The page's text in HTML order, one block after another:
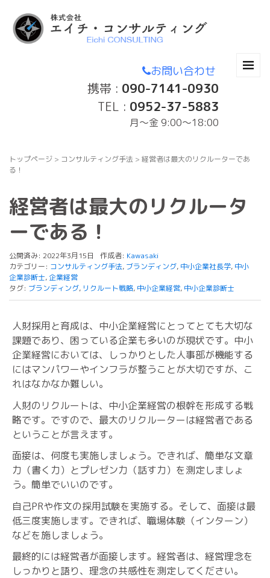
お問い合わせ
携帯 : 090-7141-0930
TEL : 0952-37-5883
月〜金 9:00～18:00
トップページ > コンサルティング手法 > 経営者は最大のリクルーターであ
る！
経営者は最大のリクルータ
ーである！
公開済み: 2022年3月15日 作成者: Kawasaki
カテゴリー: コンサルティング手法, ブランディング, 中小企業社長学, 中小
企業診断士,企業経営
タグ: ブランディング, リクルート戦略, 中小企業経営, 中小企業診断士
人財採用と育成は、中小企業経営にとってとても大切な
課題であり、困っている企業も多いのが現状です。中小
企業経営においては、しっかりとした人事部が機能する
にはマンパワーやインフラが整うことが大切ですが、こ
れはなかなか難しい。
人財のリクルートは、中小企業経営の根幹を形成する戦
略です。ですので、最大のリクルーターは経営者である
ということが言えます。
面接は、何度も実施しましょう。できれば、簡単な文章
力（書く力）とプレゼン力（話す力）を測定しましょ
う。簡単でいいのです。
自己PRや作文の採用試験を実施する。そして、面接は最
低三度実施します。できれば、職場体験（インターン）
などを施しましょう。
最終的には経営者が面接します。経営者は、経営理念を
しっかりと語り、理念の共感性を測定してください。